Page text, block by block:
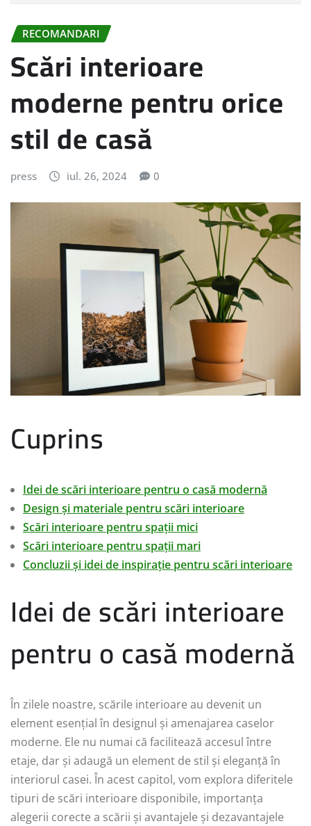
RECOMANDARI
Scări interioare
moderne pentru orice
stil de casă
press iul. 26, 2024 0
Cuprins
Idei de scări interioare pentru o casă modernă
Design și materiale pentru scări interioare
Scări interioare pentru spații mici
Scări interioare pentru spații mari
Concluzii și idei de inspirație pentru scări interioare
Idei de scări interioare
pentru o casă modernă
În zilele noastre, scările interioare au devenit un
element esențial în designul și amenajarea caselor
moderne. Ele nu numai că facilitează accesul între
etaje, dar și adaugă un element de stil și eleganță în
interiorul casei. În acest capitol, vom explora diferitele
tipuri de scări interioare disponibile, importanța
alegerii corecte a scării și avantajele și dezavantajele